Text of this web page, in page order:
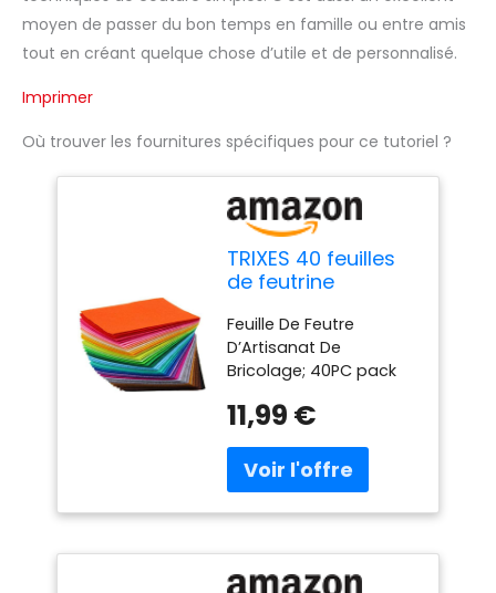
moyen de passer du bon temps en famille ou entre amis
tout en créant quelque chose d’utile et de personnalisé.
Imprimer
Où trouver les fournitures spécifiques pour ce tutoriel ?
TRIXES 40 feuilles
de feutrine
créatifs
Feuille De Feutre
D’Artisanat De
Bricolage; 40PC pack
pour les projets d’art et
sont doux, faciles à
façonner, coudre, point
de croix; par la
feuille de feutre se
dresse très bien la
11,99 €